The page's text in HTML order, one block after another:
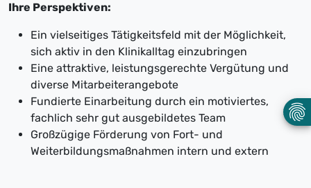
Ihre Perspektiven:
Ein vielseitiges Tätigkeitsfeld mit der Möglichkeit,
sich aktiv in den Klinikalltag einzubringen
Eine attraktive, leistungsgerechte Vergütung und
diverse Mitarbeiterangebote
Fundierte Einarbeitung durch ein motiviertes,
fachlich sehr gut ausgebildetes Team
Großzügige Förderung von Fort- und
Weiterbildungsmaßnahmen intern und extern